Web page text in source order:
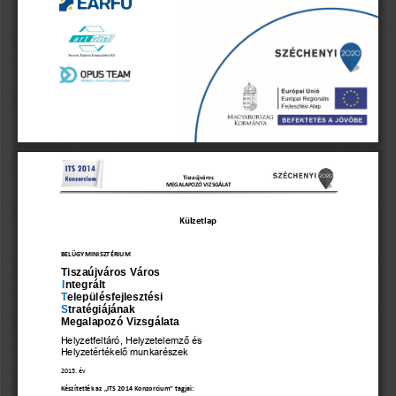
Tiszaújváros
MEGALAPOZÓ VIZSGÁLAT
Külzetlap
BELÜGYMINISZTÉRIUM
Tiszaújváros Város
Integrált
Településfejlesztési
Stratégiájának
Megalapozó Vizsgálata
Helyzetfeltáró, Helyzetelemző és
Helyzetértékelő munkarészek
2015. év
Készítették az „ITS 2014 Konzorcium” tagjai: